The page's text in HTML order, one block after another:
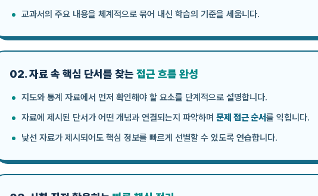
교과서의 주요 내용을 체계적으로 묶어 내신 학습의 기준을 세웁니다.
02. 자료 속 핵심 단서를 찾는 접근 흐름 완성
지도와 통계 자료에서 먼저 확인해야 할 요소를 단계적으로 설명합니다.
자료에 제시된 단서가 어떤 개념과 연결되는지 파악하며 문제 접근 순서를 익힙니다.
낯선 자료가 제시되어도 핵심 정보를 빠르게 선별할 수 있도록 연습합니다.